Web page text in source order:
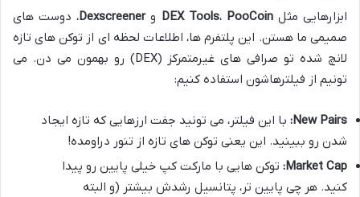
ابزارهایی مثل DEX Tools، PooCoin وDexscreener، دوست های
صمیمی ما هستن. این پلتفرم ها، اطلاعات لحظه ای از توکن های تازه
لانچ شده تو صرافی های غیرمتمرکز (DEX) رو بهمون می دن. می
تونیم از فیلترهاشون استفاده کنیم:
New Pairs: با این فیلتر، می تونید جفت ارزهایی که تازه ایجاد
شدن رو ببینید. این یعنی توکن های تازه از تنور دراومده!
Market Cap: توکن هایی با مارکت کپ خیلی پایین رو پیدا
کنید. هر چی پایین تر، پتانسیل رشدش بیشتر (و البته